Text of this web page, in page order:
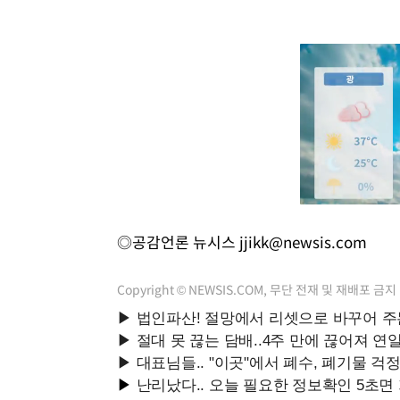
◎공감언론 뉴시스 jjikk@newsis.com
Copyright © NEWSIS.COM, 무단 전재 및 재배포 금지